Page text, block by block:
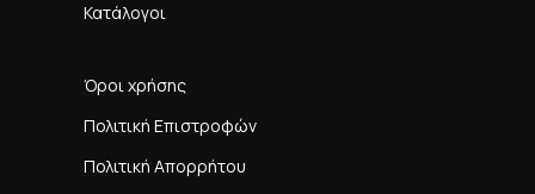
Κατάλογοι
Όροι χρήσης
Πολιτική Επιστροφών
Πολιτική Απορρήτου